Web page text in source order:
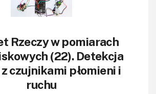
Rzeczy w pomiarach
(22). Detekcja
czujnikami płomieni i
ruchu